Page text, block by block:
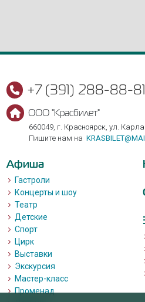
+7 (391) 288-88-81
ООО "Красбилет"
660049, г. Красноярск, ул.
Пишите нам на
Афиша
Гастроли
Концерты и шоу
Театр
Детские
Спорт
Цирк
Выставки
Экскурсия
Мастер-класс
Променад